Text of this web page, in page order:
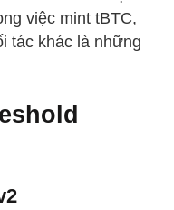
việc mint tBTC,
tác khác là những